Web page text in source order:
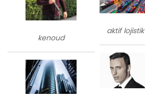
kenoud
aktif lojistik